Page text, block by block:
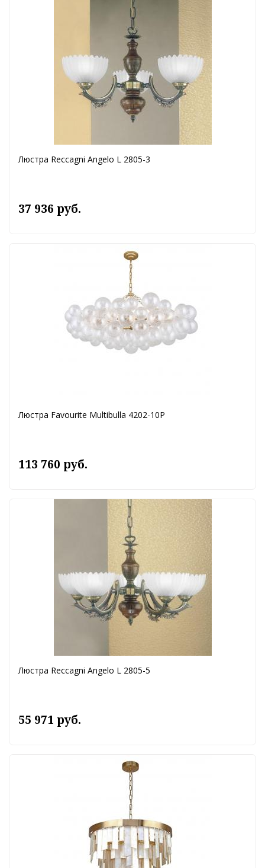
Люстра Reccagni Angelo L 2805-3
37 936 руб.
Люстра Favourite Multibulla 4202-10P
113 760 руб.
Люстра Reccagni Angelo L 2805-5
55 971 руб.